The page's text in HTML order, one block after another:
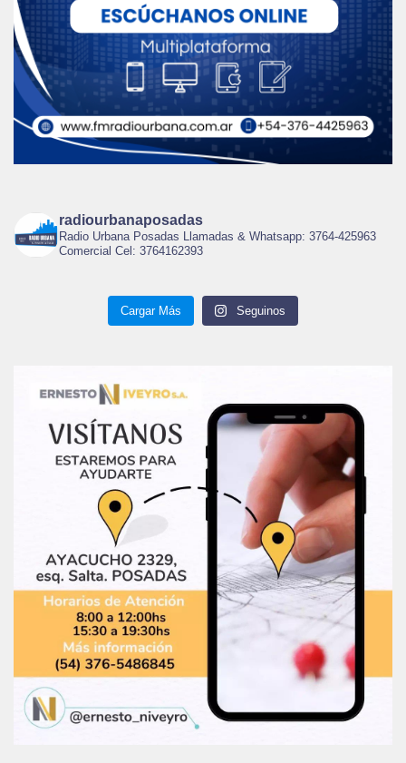
radiourbanaposadas
Radio Urbana Posadas Llamadas & Whatsapp: 3764-425963
Comercial Cel: 3764162393
Cargar Más Seguinos